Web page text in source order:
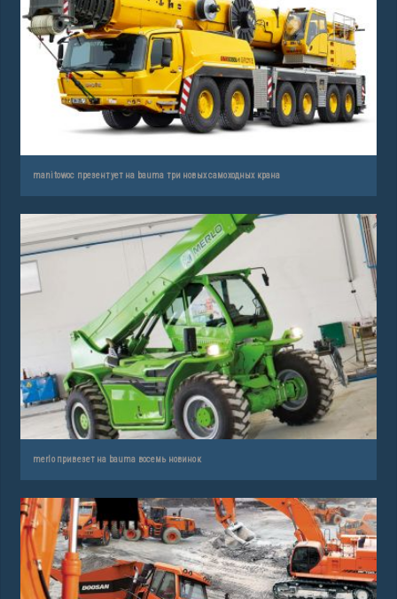
manitowoc презентует на bauma три новых самоходных крана
merlo привезет на bauma восемь новинок